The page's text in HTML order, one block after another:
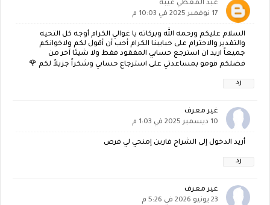
عبد المعطي غيبة
17 نوفمبر 2025 في 10:03 م
السلام عليكم ورحمه الله وبركاته يا غوالي الكرام أوجه كل التحيه
والتقدير والاحترام على حبايبنا الكرام أحب أن أقول لكم ولاخوانكم
جميعاً اريد ان استرجع حسابي المفقود فقط ولا شيئا آخر من
فضلكم قومو بمساعدتي على استرجاع حسابي وشكراً جزيلاً لكم 🌹
رد
غير معرف
10 ديسمبر 2025 في 1:03 م
أريد الدخول إلى الشراح فارين إمنحي لي فرص
رد
غير معرف
23 يونيو 2026 في 5:26 م